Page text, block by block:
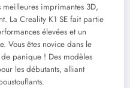
imprimantes 3D,
La Creality K1 SE fait partie
élevées et un
Vous êtes novice dans le
panique ! Des modèles
les débutants, alliant